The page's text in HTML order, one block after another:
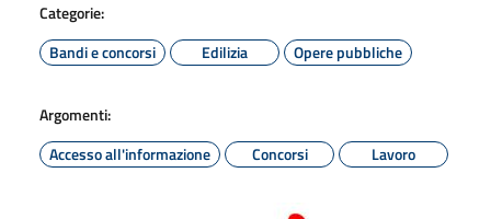
Categorie:
Bandi e concorsi
Edilizia Opere pubbliche
Argomenti:
Accesso all'informazione
Concorsi Lavoro